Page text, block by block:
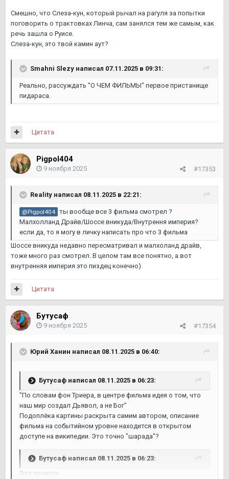
Апельсину не является примером "воровства"
"режиссёрских и визуальных решений".
Смешно, что Слеза-кун, который рычал на рагуля за попытки
поговорить о трактовках Линча, сам занялся тем же самым, как
речь зашла о Руисе.
Слеза-кун, это твой камин аут?
Smahni Slezy написал 07.11.2025 в 09:31:
Реально, рассуждать "О ЧЕМ ФИЛЬМЫ" первое пристанище
пидараса.
Цитата
Pigpol404
#17353
9 ноября 2025
Reality написал 08.11.2025 в 22:21:
@Pigpol404 ты вообще все 3 фильма смотрел ?
Малхолланд Драйв/Шоссе вникуда/Внутрення империя?
если да, то я могу в личку написать про что 3 фильма
Шоссе вникуда недавно пересматривал и малхоланд драйв,
тоже много раз смотрел. В целом там все понятно, а вот
внутренняя империя это пиздец конечно)
Цитата
Бутусаф
#17354
9 ноября 2025
Юрий Ханин написал 08.11.2025 в 06:40:
Бутусаф написал 08.11.2025 в 06:23:
"По словам фон Триера, в центре фильма идея о том, что
наш мир создал Дьявол, а не Бог"
Подоплёка картины раскрыта самим автором, описание
фильма на событийном уровне находится в открытом
доступе на википедии. Это точно "шарада"?
Бутусаф написал 08.11.2025 в 06:23:
Это понятно.